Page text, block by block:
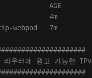
AGE
4m
webpod   7m
우터에 광고 가능한